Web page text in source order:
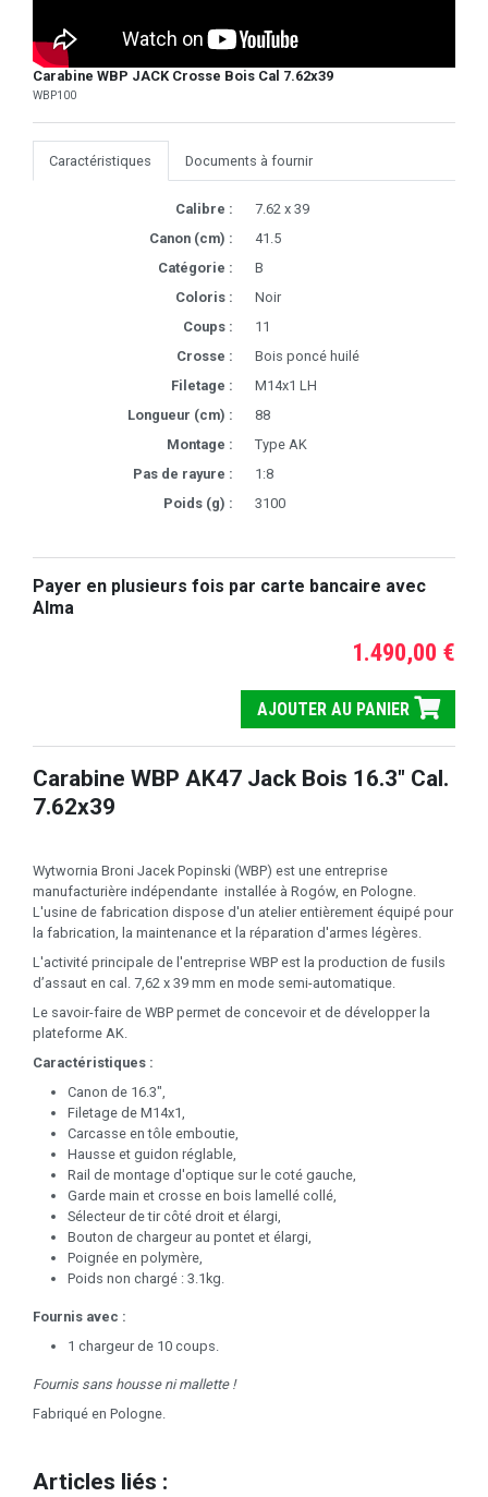
Carabine WBP JACK Crosse Bois Cal 7.62x39
WBP100
Caractéristiques Documents à fournir
Calibre :
7.62 x 39
Canon (cm) :
41.5
Catégorie :
B
Coloris :
Noir
Coups :
11
Crosse :
Bois poncé huilé
Filetage :
M14x1 LH
Longueur (cm) :
88
Montage :
Type AK
Pas de rayure :
1:8
Poids (g) :
3100
Payer en plusieurs fois par carte bancaire avec
Alma
1.490,00 €
AJOUTER AU PANIER
Carabine WBP AK47 Jack Bois 16.3" Cal.
7.62x39
Wytwornia Broni Jacek Popinski (WBP) est une entreprise
manufacturière indépendante installée à Rogów, en Pologne.
L'usine de fabrication dispose d'un atelier entièrement équipé pour
la fabrication, la maintenance et la réparation d'armes légères.
L'activité principale de l'entreprise WBP est la production de fusils
d’assaut en cal. 7,62 x 39 mm en mode semi-automatique.
Le savoir-faire de WBP permet de concevoir et de développer la
plateforme AK.
Caractéristiques :
Canon de 16.3",
Filetage de M14x1,
Carcasse en tôle emboutie,
Hausse et guidon réglable,
Rail de montage d'optique sur le coté gauche,
Garde main et crosse en bois lamellé collé,
Sélecteur de tir côté droit et élargi,
Bouton de chargeur au pontet et élargi,
Poignée en polymère,
Poids non chargé : 3.1kg.
Fournis avec :
1 chargeur de 10 coups.
Fournis sans housse ni mallette !
Fabriqué en Pologne.
Articles liés :